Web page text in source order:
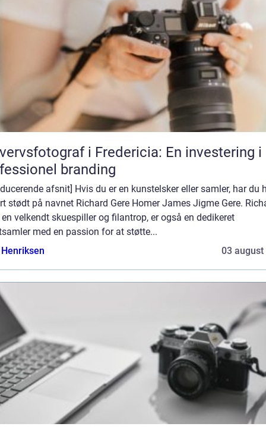
i Fredericia: En investering i
branding
afsnit] Hvis du er en kunstelsker eller samler, har du
stødt på navnet Richard Gere Homer James Jigme Gere.
en velkendt skuespiller og filantrop, er også en dedikeret
med en passion for at støtte...
03 august